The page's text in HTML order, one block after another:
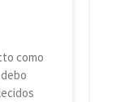
como